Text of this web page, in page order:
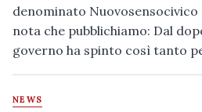
denominato
nota che pubblichiamo: Dal
governo ha spinto così tanto
NEWS